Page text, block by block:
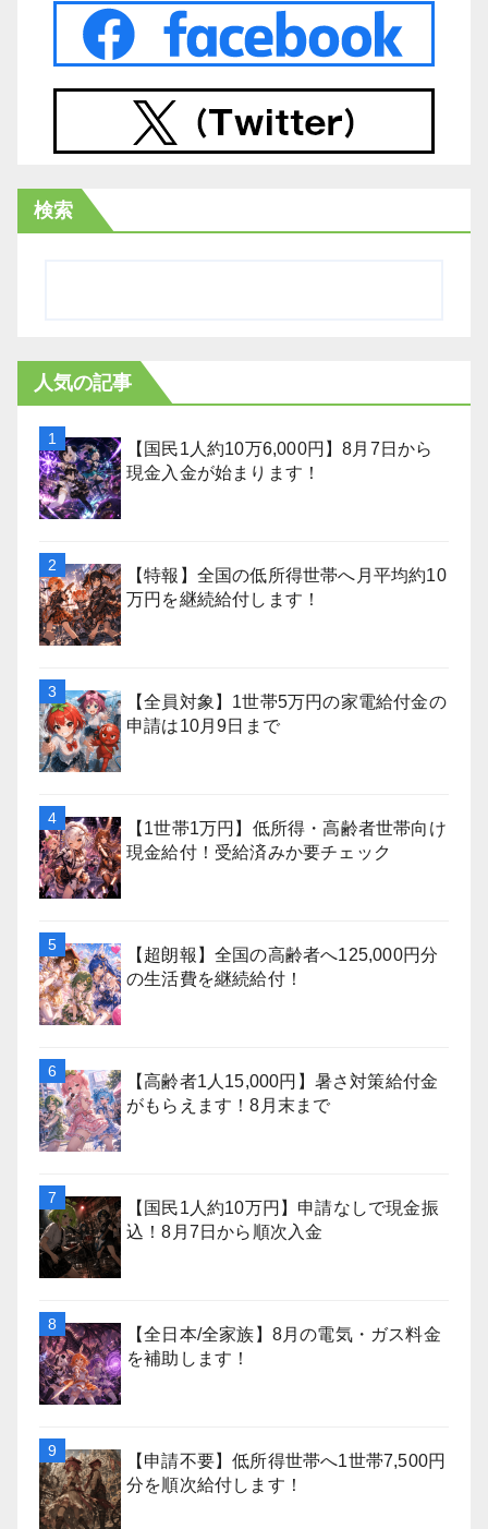
検索
人気の記事
【国民1人約10万6,000円】8月7日から
現金入金が始まります！
【特報】全国の低所得世帯へ月平均約10
万円を継続給付します！
【全員対象】1世帯5万円の家電給付金の
申請は10月9日まで
【1世帯1万円】低所得・高齢者世帯向け
現金給付！受給済みか要チェック
【超朗報】全国の高齢者へ125,000円分
の生活費を継続給付！
【高齢者1人15,000円】暑さ対策給付金
がもらえます！8月末まで
【国民1人約10万円】申請なしで現金振
込！8月7日から順次入金
【全日本/全家族】8月の電気・ガス料金
を補助します！
【申請不要】低所得世帯へ1世帯7,500円
分を順次給付します！